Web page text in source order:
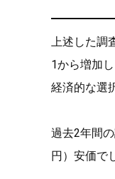
上述した調
1から増加
経済的な選
過去2年間の
円）安価で